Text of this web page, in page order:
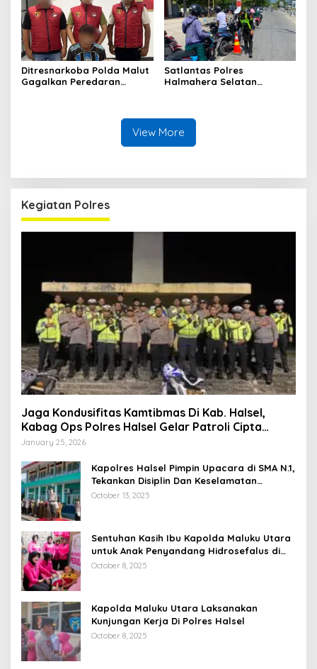
Ditresnarkoba Polda Malut
Gagalkan Peredaran
Satlantas Polres
Halmahera Selatan
Kawasan SPBU Bacan
View More
Kegiatan Polres
Jaga Kondusifitas Kamtibmas Di Kab. Halsel,
Kabag Ops Polres Halsel Gelar Patroli Cipta
Kondisi
January 25, 2026
Kapolres Halsel Pimpin Upacara di SMA N.1,
Tekankan Disiplin Dan Keselamatan
Berkendara
October 13, 2025
Sentuhan Kasih Ibu Kapolda Maluku Utara
untuk Anak Penyandang Hidrosefalus di
Desa Babang
October 8, 2025
Kapolda Maluku Utara Laksanakan
Kunjungan Kerja Di Polres Halsel
October 8, 2025